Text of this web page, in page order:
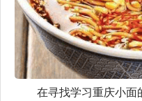
在寻找学习重庆小面